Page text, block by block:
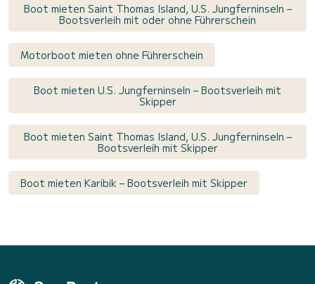
Boot mieten Saint Thomas Island, U.S. Jungferninseln –
Bootsverleih mit oder ohne Führerschein
Motorboot mieten ohne Führerschein
Boot mieten U.S. Jungferninseln – Bootsverleih mit
Skipper
Boot mieten Saint Thomas Island, U.S. Jungferninseln –
Bootsverleih mit Skipper
Boot mieten Karibik – Bootsverleih mit Skipper